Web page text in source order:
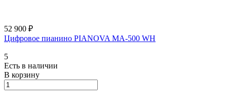
52 900 ₽
Цифровое пианино PIANOVA MA-500 WH
5
Есть в наличии
В корзину